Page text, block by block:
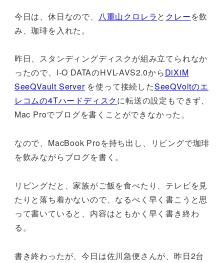
今日は、休日なので、 八重山クロレラと クレーを飲
み、珈琲を入れた。
昨日、スタンディングディスクが組み立てられなか
ったので、I-O DATAのHVL-AVS2.0からDiXiM
SeeQVault Serverを使って接続したSeeQVoltのエ
レコムの4Tハードディスクに転送の設定もできず、
Mac Proでブログを書くことができなかった。
なので、MacBook Proを持ち出し、リビングで珈琲
を飲みながらブログを書く。
リビングだと、家族がご飯を食べたり、テレビを見
たりと落ち着かないので、なるべく早く書こうと思
って書いていると、内容はともかく早く書き終わ
る。
書き終わったが、今日は佐川急便さんが、昨日2台